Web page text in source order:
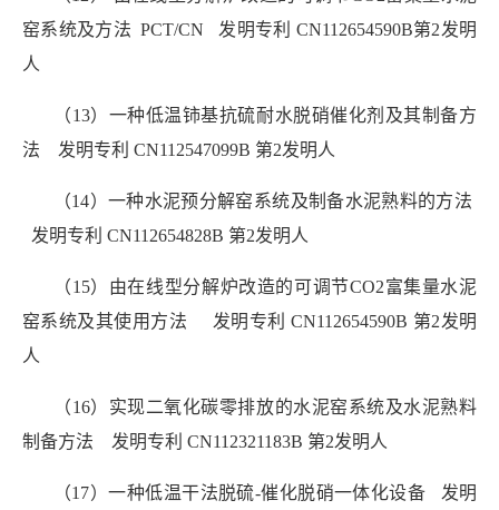
窑系统及方法 PCT/CN 发明专利 CN112654590B第2发明
人
（13）一种低温铈基抗硫耐水脱硝催化剂及其制备方
法 发明专利 CN112547099B 第2发明人
（14）一种水泥预分解窑系统及制备水泥熟料的方法
发明专利 CN112654828B 第2发明人
（15）由在线型分解炉改造的可调节CO2富集量水泥
窑系统及其使用方法 发明专利 CN112654590B 第2发明
人
（16）实现二氧化碳零排放的水泥窑系统及水泥熟料
制备方法 发明专利 CN112321183B 第2发明人
（17）一种低温干法脱硫-催化脱硝一体化设备 发明